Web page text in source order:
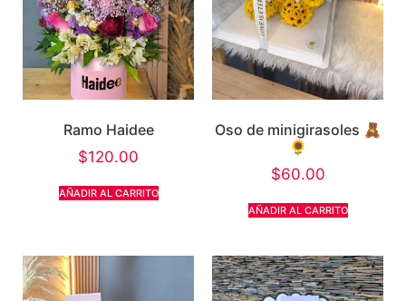
Ramo Haidee
$120.00
AÑADIR AL CARRITO
Oso de minigirasoles 🧸
🌻
$60.00
AÑADIR AL CARRITO